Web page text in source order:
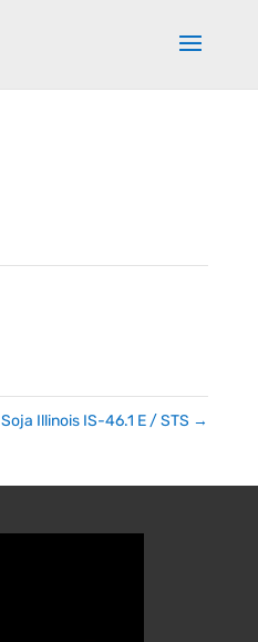
Soja Illinois IS-46.1 E / STS →